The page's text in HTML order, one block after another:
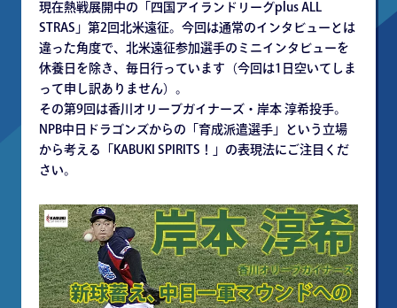
現在熱戦展開中の「四国アイランドリーグplus ALL
STRAS」第2回北米遠征。今回は通常のインタビューとは
違った角度で、北米遠征参加選手のミニインタビューを
休養日を除き、毎日行っています（今回は1日空いてしま
って申し訳ありません）。
その第9回は香川オリーブガイナーズ・岸本 淳希投手。
NPB中日ドラゴンズからの「育成派遣選手」という立場
から考える「KABUKI SPIRITS！」の表現法にご注目くだ
さい。